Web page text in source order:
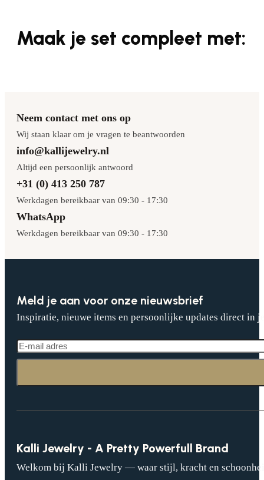
Maak je set compleet met:
Neem contact met ons op
Wij staan klaar om je vragen te beantwoorden
info@kallijewelry.nl
Altijd een persoonlijk antwoord
+31 (0) 413 250 787
Werkdagen bereikbaar van 09:30 - 17:30
WhatsApp
Werkdagen bereikbaar van 09:30 - 17:30
Meld je aan voor onze nieuwsbrief
Inspiratie, nieuwe items en persoonlijke updates direct in
Kalli Jewelry - A Pretty Powerfull Brand
Welkom bij Kalli Jewelry — waar stijl, kracht en